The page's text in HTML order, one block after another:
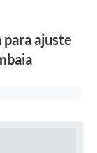
ajuste